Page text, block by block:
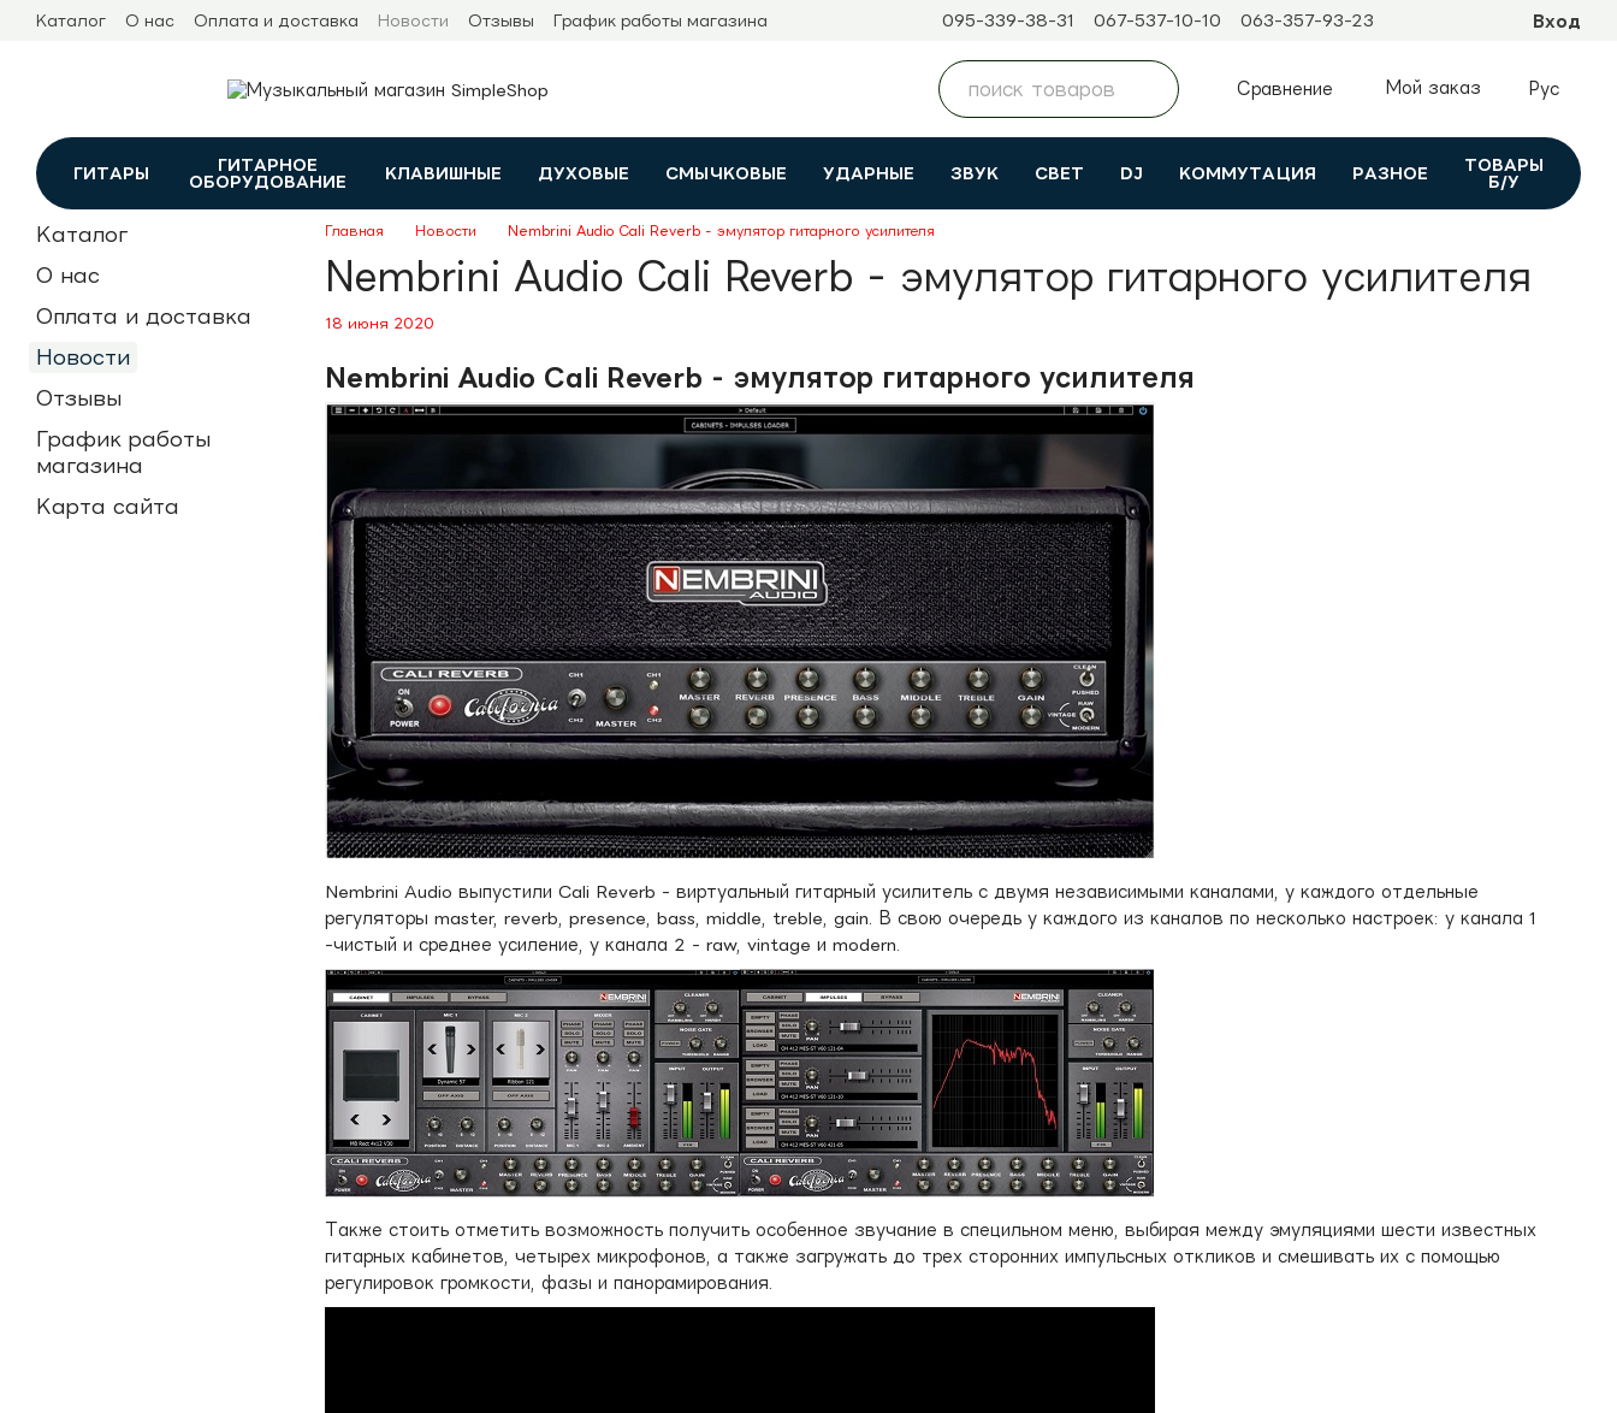
Перейти к основному контенту
Каталог О нас Оплата и доставка Новости Отзывы График работы магазина 095-339-38-31 067-537-10-10 063-357-93-23 Вход
Сравнение Мой заказ Рус
ГИТАРЫ
ГИТАРНОЕ
ОБОРУДОВАНИЕ
КЛАВИШНЫЕ ДУХОВЫЕ СМЫЧКОВЫЕ УДАРНЫЕ ЗВУК СВЕТ DJ КОММУТАЦИЯ РАЗНОЕ
ТОВАРЫ
Б/У
Главная Новости Nembrini Audio Cali Reverb - эмулятор гитарного усилителя
Nembrini Audio Cali Reverb - эмулятор гитарного усилителя
18 июня 2020
Nembrini Audio Cali Reverb - эмулятор гитарного усилителя
Nembrini Audio выпустили Cali Reverb - виртуальный гитарный усилитель с двумя независимыми каналами, у каждого отдельные
регуляторы master, reverb, presence, bass, middle, treble, gain. В свою очередь у каждого из каналов по несколько настроек: у канала 1
-чистый и среднее усиление, у канала 2 - raw, vintage и modern.
Также стоить отметить возможность получить особенное звучание в специльном меню, выбирая между эмуляциями шести известных
гитарных кабинетов, четырех микрофонов, а также загружать до трех сторонних импульсных откликов и смешивать их с помощью
регулировок громкости, фазы и панорамирования.
Каталог
О нас
Оплата и доставка
Новости
Отзывы
График работы
магазина
Карта сайта